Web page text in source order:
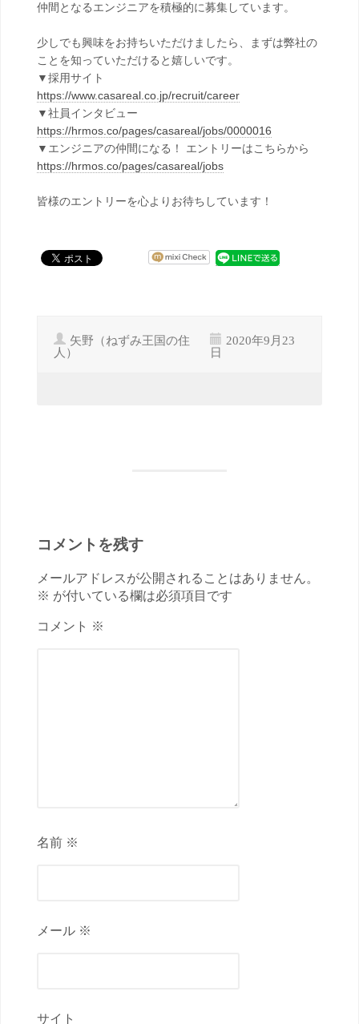
仲間となるエンジニアを積極的に募集しています。
少しでも興味をお持ちいただけましたら、まずは弊社の
ことを知っていただけると嬉しいです。
▼採用サイト
https://www.casareal.co.jp/recruit/career
▼社員インタビュー
https://hrmos.co/pages/casareal/jobs/0000016
▼エンジニアの仲間になる！ エントリーはこちらから
https://hrmos.co/pages/casareal/jobs
皆様のエントリーを心よりお待ちしています！
矢野（ねずみ王国の住
人）
2020年9月23
日
コメントを残す
メールアドレスが公開されることはありません。
※ が付いている欄は必須項目です
コメント ※
名前 ※
メール ※
サイト